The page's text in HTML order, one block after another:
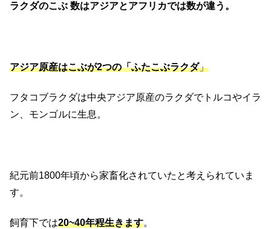
ラクダのこぶ 数はアジアとアフリカでは数が違う。
アジア原産はこぶが2つの「ふたこぶラクダ」
フタコブラクダは中央アジア原産のラクダでトルコやイラ
ン、モンゴルに生息。
紀元前1800年頃から家畜化されていたと考えられていま
す。
飼育下では20~40年程生きます。